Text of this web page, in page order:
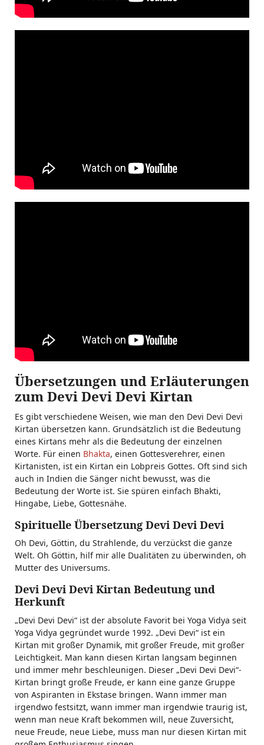
Übersetzungen und Erläuterungen
zum Devi Devi Devi Kirtan
Es gibt verschiedene Weisen, wie man den Devi Devi Devi
Kirtan übersetzen kann. Grundsätzlich ist die Bedeutung
eines Kirtans mehr als die Bedeutung der einzelnen
Worte. Für einen Bhakta, einen Gottesverehrer, einen
Kirtanisten, ist ein Kirtan ein Lobpreis Gottes. Oft sind sich
auch in Indien die Sänger nicht bewusst, was die
Bedeutung der Worte ist. Sie spüren einfach Bhakti,
Hingabe, Liebe, Gottesnähe.
Spirituelle Übersetzung Devi Devi Devi
Oh Devi, Göttin, du Strahlende, du verzückst die ganze
Welt. Oh Göttin, hilf mir alle Dualitäten zu überwinden, oh
Mutter des Universums.
Devi Devi Devi Kirtan Bedeutung und
Herkunft
„Devi Devi Devi“ ist der absolute Favorit bei Yoga Vidya seit
Yoga Vidya gegründet wurde 1992. „Devi Devi“ ist ein
Kirtan mit großer Dynamik, mit großer Freude, mit großer
Leichtigkeit. Man kann diesen Kirtan langsam beginnen
und immer mehr beschleunigen. Dieser „Devi Devi Devi“-
Kirtan bringt große Freude, er kann eine ganze Gruppe
von Aspiranten in Ekstase bringen. Wann immer man
irgendwo festsitzt, wann immer man irgendwie traurig ist,
wenn man neue Kraft bekommen will, neue Zuversicht,
neue Freude, neue Liebe, muss man nur diesen Kirtan mit